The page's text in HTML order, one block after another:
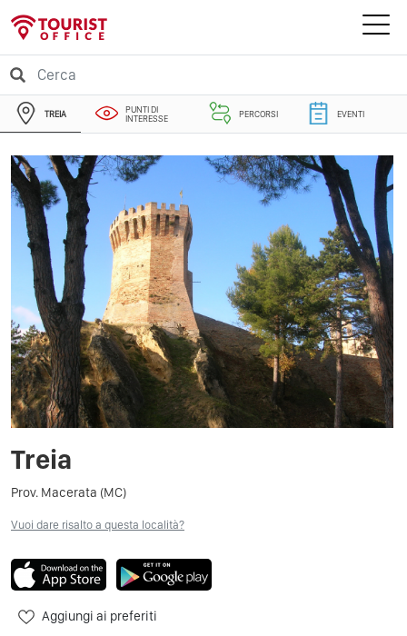
TREIA
PUNTI DI
INTERESSE
PERCORSI EVENTI
Treia
Prov. Macerata (MC)
Vuoi dare risalto a questa località?
Aggiungi ai preferiti